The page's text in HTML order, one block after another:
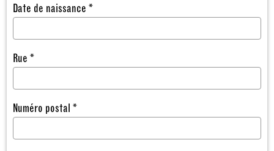
Date de naissance *
Rue *
Numéro postal *